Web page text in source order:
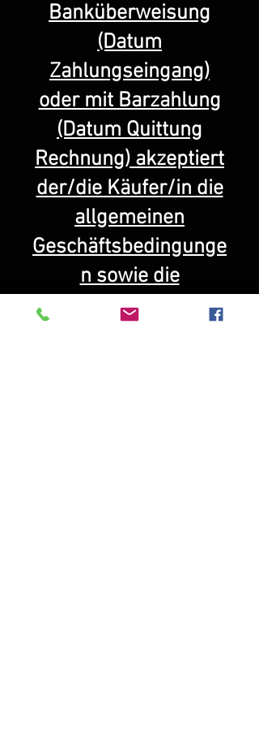
Banküberweisung
(Datum
Zahlungseingang)
oder mit Barzahlung
(Datum Quittung
Rechnung) akzeptiert
der/die Käufer/in die
allgemeinen
Geschäftsbedingunge
n sowie die
Allgemeinen